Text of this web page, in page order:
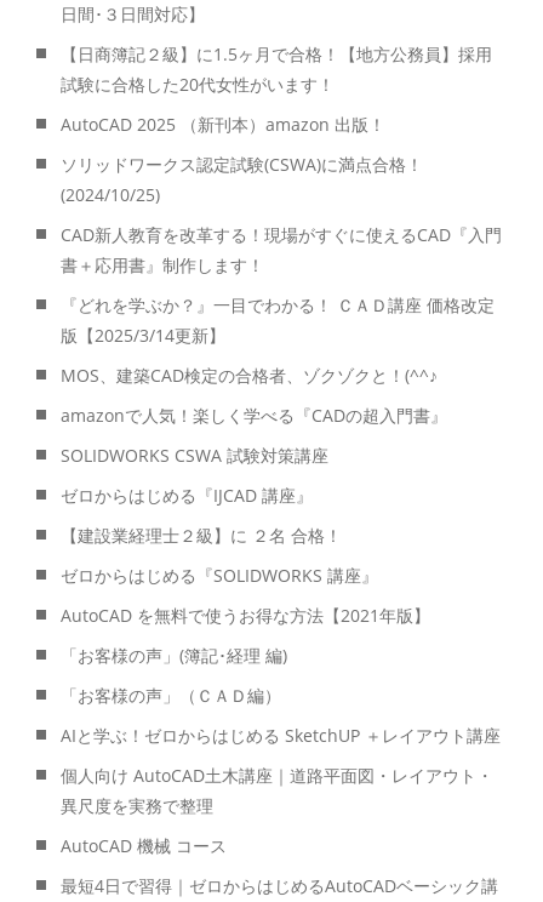
日間･３日間対応】
【日商簿記２級】に1.5ヶ月で合格！【地方公務員】採用
試験に合格した20代女性がいます！
AutoCAD 2025 （新刊本）amazon 出版！
ソリッドワークス認定試験(CSWA)に満点合格！
(2024/10/25)
CAD新人教育を改革する！現場がすぐに使えるCAD『入門
書＋応用書』制作します！
『どれを学ぶか？』一目でわかる！ ＣＡＤ講座 価格改定
版【2025/3/14更新】
MOS、建築CAD検定の合格者、ゾクゾクと！(^^♪
amazonで人気！楽しく学べる『CADの超入門書』
SOLIDWORKS CSWA 試験対策講座
ゼロからはじめる『IJCAD 講座』
【建設業経理士２級】に ２名 合格！
ゼロからはじめる『SOLIDWORKS 講座』
AutoCAD を無料で使うお得な方法【2021年版】
「お客様の声」(簿記･経理 編)
「お客様の声」（ＣＡＤ編）
AIと学ぶ！ゼロからはじめる SketchUP ＋レイアウト講座
個人向け AutoCAD土木講座｜道路平面図・レイアウト・
異尺度を実務で整理
AutoCAD 機械 コース
最短4日で習得｜ゼロからはじめるAutoCADベーシック講